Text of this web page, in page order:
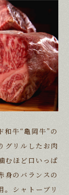
和牛“亀岡牛”の
グリルしたお肉
むほど口いっぱ
身のバランスの
シャトーブリ